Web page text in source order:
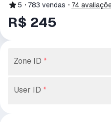
5 783 vendas 74
R$ 245
Zone ID *
User ID *